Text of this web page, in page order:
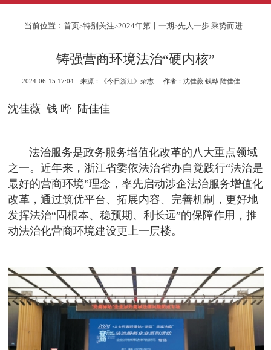
当前位置： 首页>特别关注>2024年第十一期>先人一步 乘势而进
铸强营商环境法治“硬内核”
2024-06-15 17:04 来源：《今日浙江》杂志 作者：沈佳薇 钱晔 陆佳佳
沈佳薇 钱 晔 陆佳佳
法治服务是政务服务增值化改革的八大重点领域
之一。近年来，浙江省委依法治省办自觉践行“法治是
最好的营商环境”理念，率先启动涉企法治服务增值化
改革，通过筑优平台、拓展内容、完善机制，更好地
发挥法治“固根本、稳预期、利长远”的保障作用，推
动法治化营商环境建设更上一层楼。